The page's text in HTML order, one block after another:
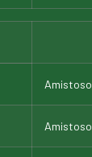
Amistoso
Amistoso